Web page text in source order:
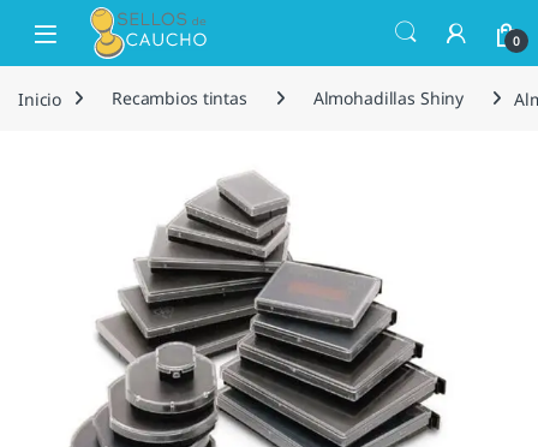
Saltar a la navegación
Saltar al contenido
Open 0
Inicio Recambios tintas Almohadillas Shiny